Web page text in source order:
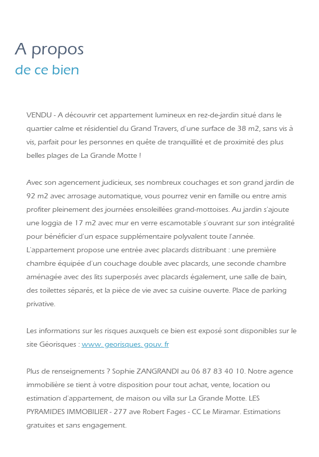
a propos
de ce bien
VENDU - A découvrir cet appartement lumineux en rez-de-jardin situé dans le
quartier calme et résidentiel du Grand Travers, d'une surface de 38 m2, sans vis à
vis, parfait pour les personnes en quête de tranquillité et de proximité des plus
belles plages de La Grande Motte !
Avec son agencement judicieux, ses nombreux couchages et son grand jardin de
92 m2 avec arrosage automatique, vous pourrez venir en famille ou entre amis
profiter pleinement des journées ensoleillées grand-mottoises. Au jardin s'ajoute
une loggia de 17 m2 avec mur en verre escamotable s'ouvrant sur son intégralité
pour bénéficier d'un espace supplémentaire polyvalent toute l'année.
L'appartement propose une entrée avec placards distribuant : une première
chambre équipée d'un couchage double avec placards, une seconde chambre
aménagée avec des lits superposés avec placards également, une salle de bain,
des toilettes séparés, et la pièce de vie avec sa cuisine ouverte. Place de parking
privative.
Les informations sur les risques auxquels ce bien est exposé sont disponibles sur le
site Géorisques : www. georisques. gouv. fr
Plus de renseignements ? Sophie ZANGRANDI au 06 87 83 40 10. Notre agence
immobilière se tient à votre disposition pour tout achat, vente, location ou
estimation d'appartement, de maison ou villa sur La Grande Motte. LES
PYRAMIDES IMMOBILIER - 277 ave Robert Fages - CC Le Miramar. Estimations
gratuites et sans engagement.